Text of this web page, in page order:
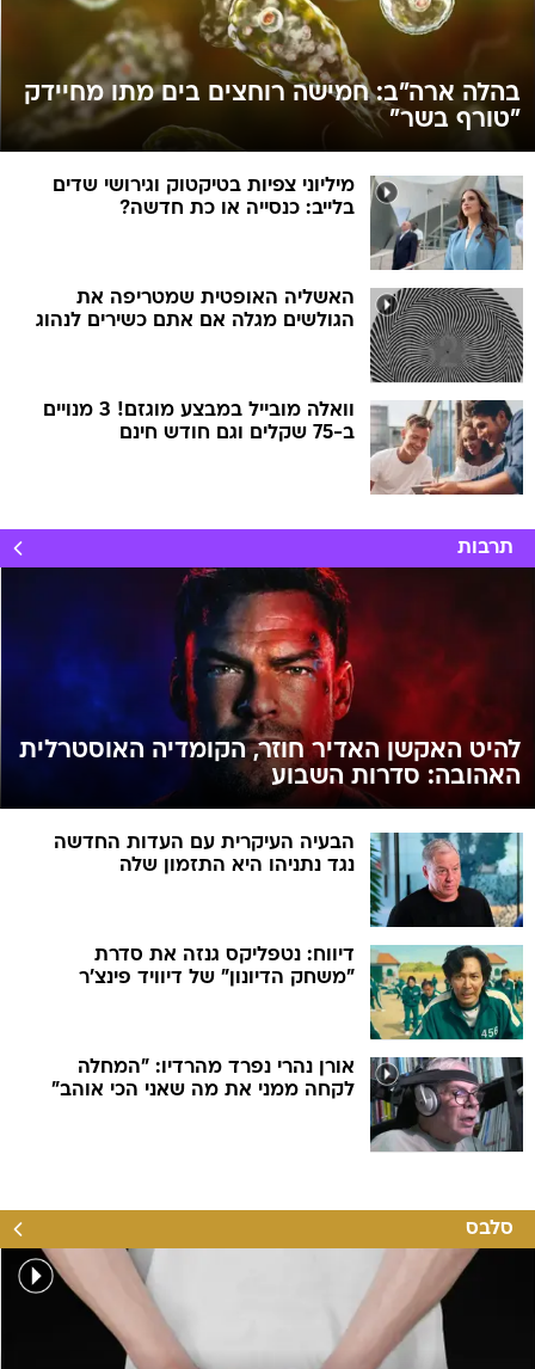
בהלה ארה"ב: חמישה רוחצים בים מתו מחיידק
"טורף בשר"
מיליוני צפיות בטיקטוק וגירושי שדים
בלייב: כנסייה או כת חדשה?
האשליה האופטית שמטריפה את
הגולשים מגלה אם אתם כשירים לנהוג
וואלה מובייל במבצע מוגזם! 3 מנויים
ב-75 שקלים וגם חודש חינם
תרבות
להיט האקשן האדיר חוזר, הקומדיה האוסטרלית
האהובה: סדרות השבוע
הבעיה העיקרית עם העדות החדשה
נגד נתניהו היא התזמון שלה
דיווח: נטפליקס גנזה את סדרת
"משחק הדיונון" של דיוויד פינצ'ר
אורן נהרי נפרד מהרדיו: "המחלה
לקחה ממני את מה שאני הכי אוהב"
סלבס